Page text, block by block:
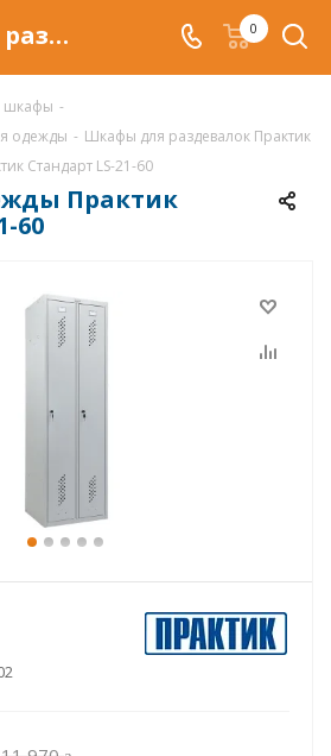
Шкаф для раздевалок Практик LS-21-60 в Воронеже, гардеробные шкафы LS-21-60 0
шкафы -
одежды - Шкафы для раздевалок Практик
Стандарт LS-21-60
Практик
60